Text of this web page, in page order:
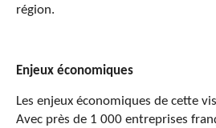
région.
Enjeux économiques
Les enjeux économiques de cette
Avec près de 1 000 entreprises